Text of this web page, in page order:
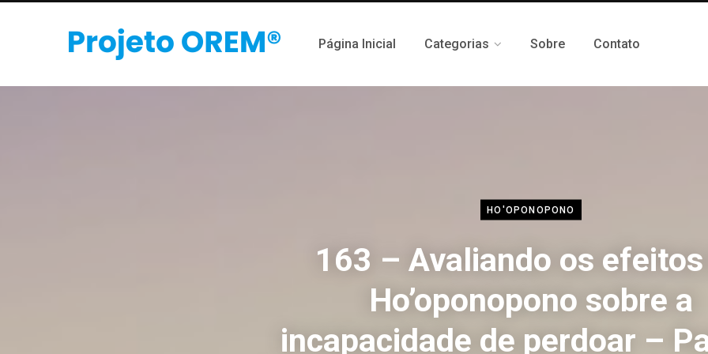
Página Inicial Categorias Sobre Contato
HO'OPONOPONO
163 – Avaliando os
Ho’oponopono sobre a
incapacidade de perdoar –